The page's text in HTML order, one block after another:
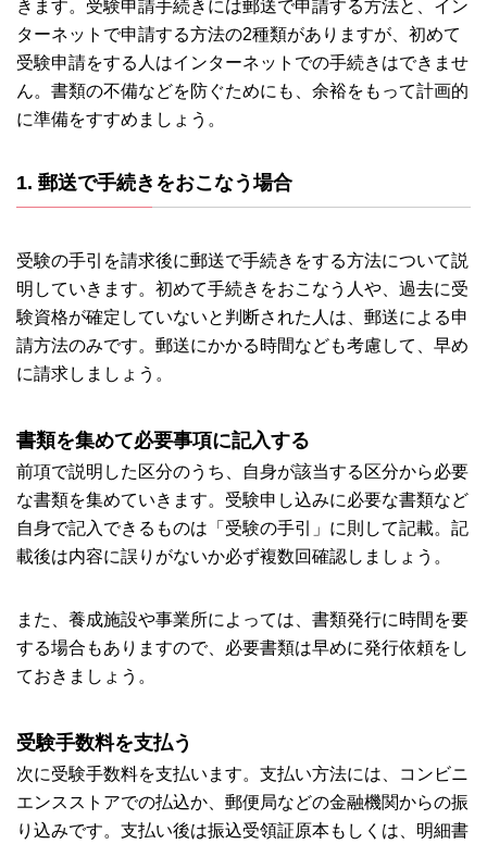
きます。受験申請手続きには郵送で申請する方法と、イン
ターネットで申請する方法の2種類がありますが、初めて
受験申請をする人はインターネットでの手続きはできませ
ん。書類の不備などを防ぐためにも、余裕をもって計画的
に準備をすすめましょう。
1. 郵送で手続きをおこなう場合
受験の手引を請求後に郵送で手続きをする方法について説
明していきます。初めて手続きをおこなう人や、過去に受
験資格が確定していないと判断された人は、郵送による申
請方法のみです。郵送にかかる時間なども考慮して、早め
に請求しましょう。
書類を集めて必要事項に記入する
前項で説明した区分のうち、自身が該当する区分から必要
な書類を集めていきます。受験申し込みに必要な書類など
自身で記入できるものは「受験の手引」に則して記載。記
載後は内容に誤りがないか必ず複数回確認しましょう。
また、養成施設や事業所によっては、書類発行に時間を要
する場合もありますので、必要書類は早めに発行依頼をし
ておきましょう。
受験手数料を支払う
次に受験手数料を支払います。支払い方法には、コンビニ
エンスストアでの払込か、郵便局などの金融機関からの振
り込みです。支払い後は振込受領証原本もしくは、明細書